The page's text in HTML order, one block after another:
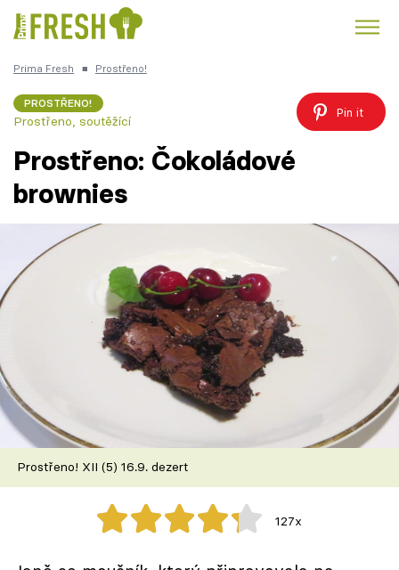
Česká kuchyně
Témata
TV Program
Škola vaření
Recepty z TV
Speciál: Cuketa
Prima Fresh ■ Prostřeno!
PROSTŘENO!
Prostřeno, soutěžící
Pin it
Prostřeno: Čokoládové
brownies
Prostřeno! XII (5) 16.9. dezert
127x